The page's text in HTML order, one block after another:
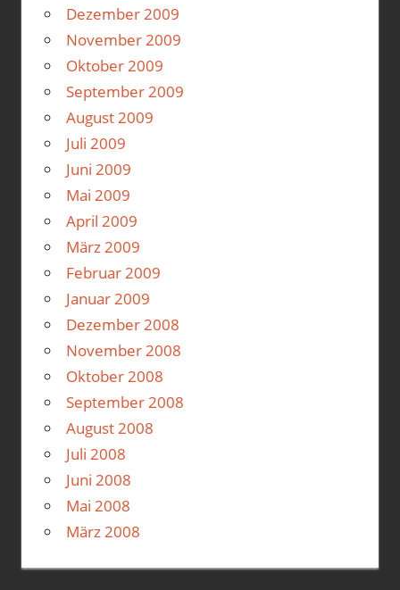
Dezember 2009
November 2009
Oktober 2009
September 2009
August 2009
Juli 2009
Juni 2009
Mai 2009
April 2009
März 2009
Februar 2009
Januar 2009
Dezember 2008
November 2008
Oktober 2008
September 2008
August 2008
Juli 2008
Juni 2008
Mai 2008
März 2008